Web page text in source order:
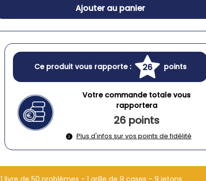
Ajouter au panier
Ce produit vous rapporte : 26 points
Votre commande totale vous
rapportera
26 points
Plus d'infos sur vos points de fidélité